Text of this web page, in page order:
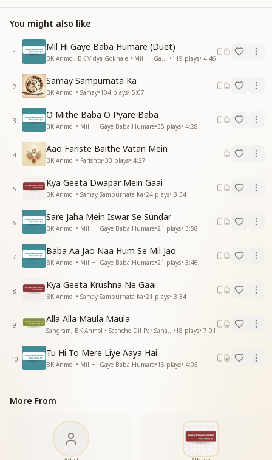
ये वक्त जाता रहा, ये वक्त जाता रहा
ये वक्त जाता रहा
तकदीर के ना भरोसे रहें
तकदीर के ना भरोसे रहें
‌तदबीर से ही तू खुद को बना
जाने तू भी तो है सारा, फिर क्यों गफलत में खडा
सा....रे कर लो तपस्या अभी,
ये वक्त जाता रहा, ये वक्त जाता रहा
ये वक्त जाता रहा, ये वक्त जाता रहा
सा....रे कर लो तपस्या अभी
ये वक्त जाता रहा,ये वक्त जाता रहा
ये वक्त जाता रहा,ये वक्त जाता रहा
ये वक्त जाता रहा,ये वक्त जाता रहा"
You might also like
1
Mil Hi Gaye Baba Humare (Duet)
•119 plays• 4:46
2
Samay Sampurnata Ka
BK Anmol • Samay•104 plays• 5:07
3
O Mithe Baba O Pyare Baba
BK Anmol • Mil Hi Gaye Baba Humare•35 plays• 4:28
4
Aao Fariste Baithe Vatan Mein
BK Anmol • Farishta•33 plays• 4:27
5
Kya Geeta Dwapar Mein Gaai
BK Anmol • Samay Sampurnata Ka•24 plays• 3:34
6
Sare Jaha Mein Iswar Se Sundar
BK Anmol • Mil Hi Gaye Baba Humare•21 plays• 3:58
7
Baba Aa Jao Naa Hum Se Mil Jao
BK Anmol • Mil Hi Gaye Baba Humare•21 plays• 3:46
8
Kya Geeta Krushna Ne Gaai
BK Anmol • Samay Sampurnata Ka•21 plays• 3:34
9
Alla Alla Maula Maula
•18 plays• 7:01
10
Tu Hi To Mere Liye Aaya Hai
BK Anmol • Mil Hi Gaye Baba Humare•16 plays• 4:05
More From